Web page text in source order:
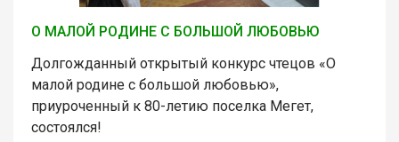
О МАЛОЙ РОДИНЕ С БОЛЬШОЙ ЛЮБОВЬЮ
Долгожданный открытый конкурс чтецов «О
малой родине с большой любовью»,
приуроченный к 80-летию поселка Мегет,
состоялся!